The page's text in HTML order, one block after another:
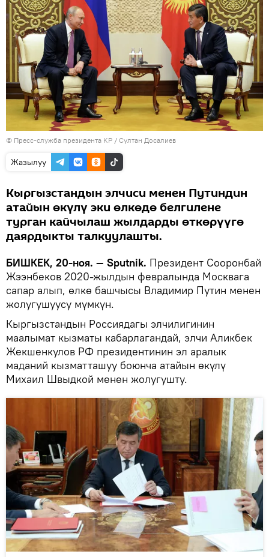
© Пресс-служба президента КР / Султан Досалиев
Жазылуу
Кыргызстандын элчиси менен Путиндин
атайын өкүлү эки өлкөдө белгилене
турган кайчылаш жылдарды өткөрүүгө
даярдыкты талкуулашты.
БИШКЕК, 20-ноя. — Sputnik. Президент Сооронбай
Жээнбеков 2020-жылдын февралында Москвага
сапар алып, өлкө башчысы Владимир Путин менен
жолугушуусу мүмкүн.
Кыргызстандын Россиядагы элчилигинин
маалымат кызматы кабарлагандай, элчи Аликбек
Жекшенкулов РФ президентинин эл аралык
маданий кызматташуу боюнча атайын өкүлү
Михаил Швыдкой менен жолугушту.